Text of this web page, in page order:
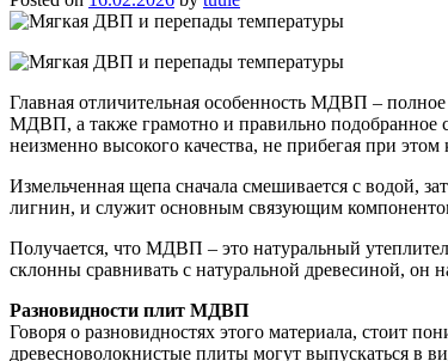
Главная отличительная особенность МДВП –
МДВП, а также грамотно и правильно подобранное
неизменно высокого качества, не прибегая при
Измельченная щепа сначала смешивается с водой,
лигнин, и служит основным связующим
Получается, что МДВП – это натуральный
склонны сравнивать с натуральной древесиной, он
Разновидности плит МДВП
Говоря о разновидностях этого материала, стоит
древесноволокнистые плиты могут выпускаться в